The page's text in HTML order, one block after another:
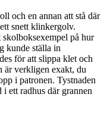
och en annan att stå där
snett klinkergolv.
på hur
kunde ställa in
för att slippa klet och
är verkligen exakt, du
i patronen. Tystnaden
ett radhus där grannen